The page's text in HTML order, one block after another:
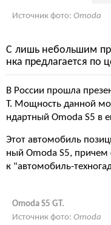
Источник фото: Omoda
С лишь небольшим
нка предлагается по
В России прошла
T. Мощность данной
ндартный Omoda S5 в
Этот автомобиль
ный Omoda S5, причем
к "автомобиль-
Omoda S5 GT.
Источник фото: Omoda